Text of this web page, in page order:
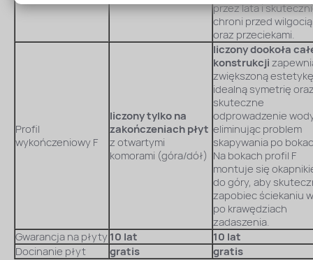
przez lata i
chroni przed wilgocią
oraz przeciekami.
Profil
wykończeniowy F
liczony tylko na
zakończeniach płyt
z otwartymi
komorami (góra/dół)
liczony dookoła
konstrukcji
zwiększoną
idealną symetrię
skuteczne
odprowadzenie
eliminując problem
skapywania po
Na bokach profil F
montuje się
do góry, aby
zapobiec ściekaniu
po krawędziach
zadaszenia.
Gwarancja na płyty10 lat
10 lat
Docinanie płyt
gratis gratis